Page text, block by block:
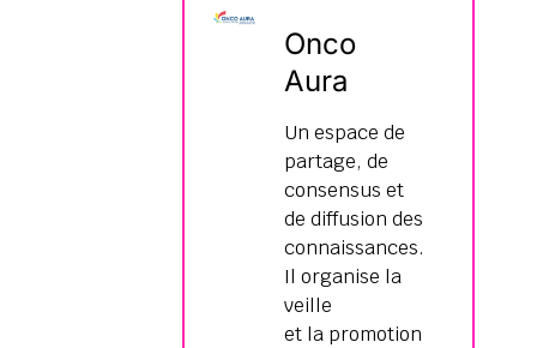
Onco
Aura
Un espace de
partage, de
consensus et
de diffusion des
connaissances.
Il organise la
veille
et la promotion